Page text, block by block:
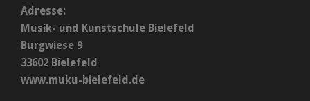
Adresse:
Musik- und Kunstschule Bielefeld
Burgwiese 9
33602 Bielefeld
www.muku-bielefeld.de